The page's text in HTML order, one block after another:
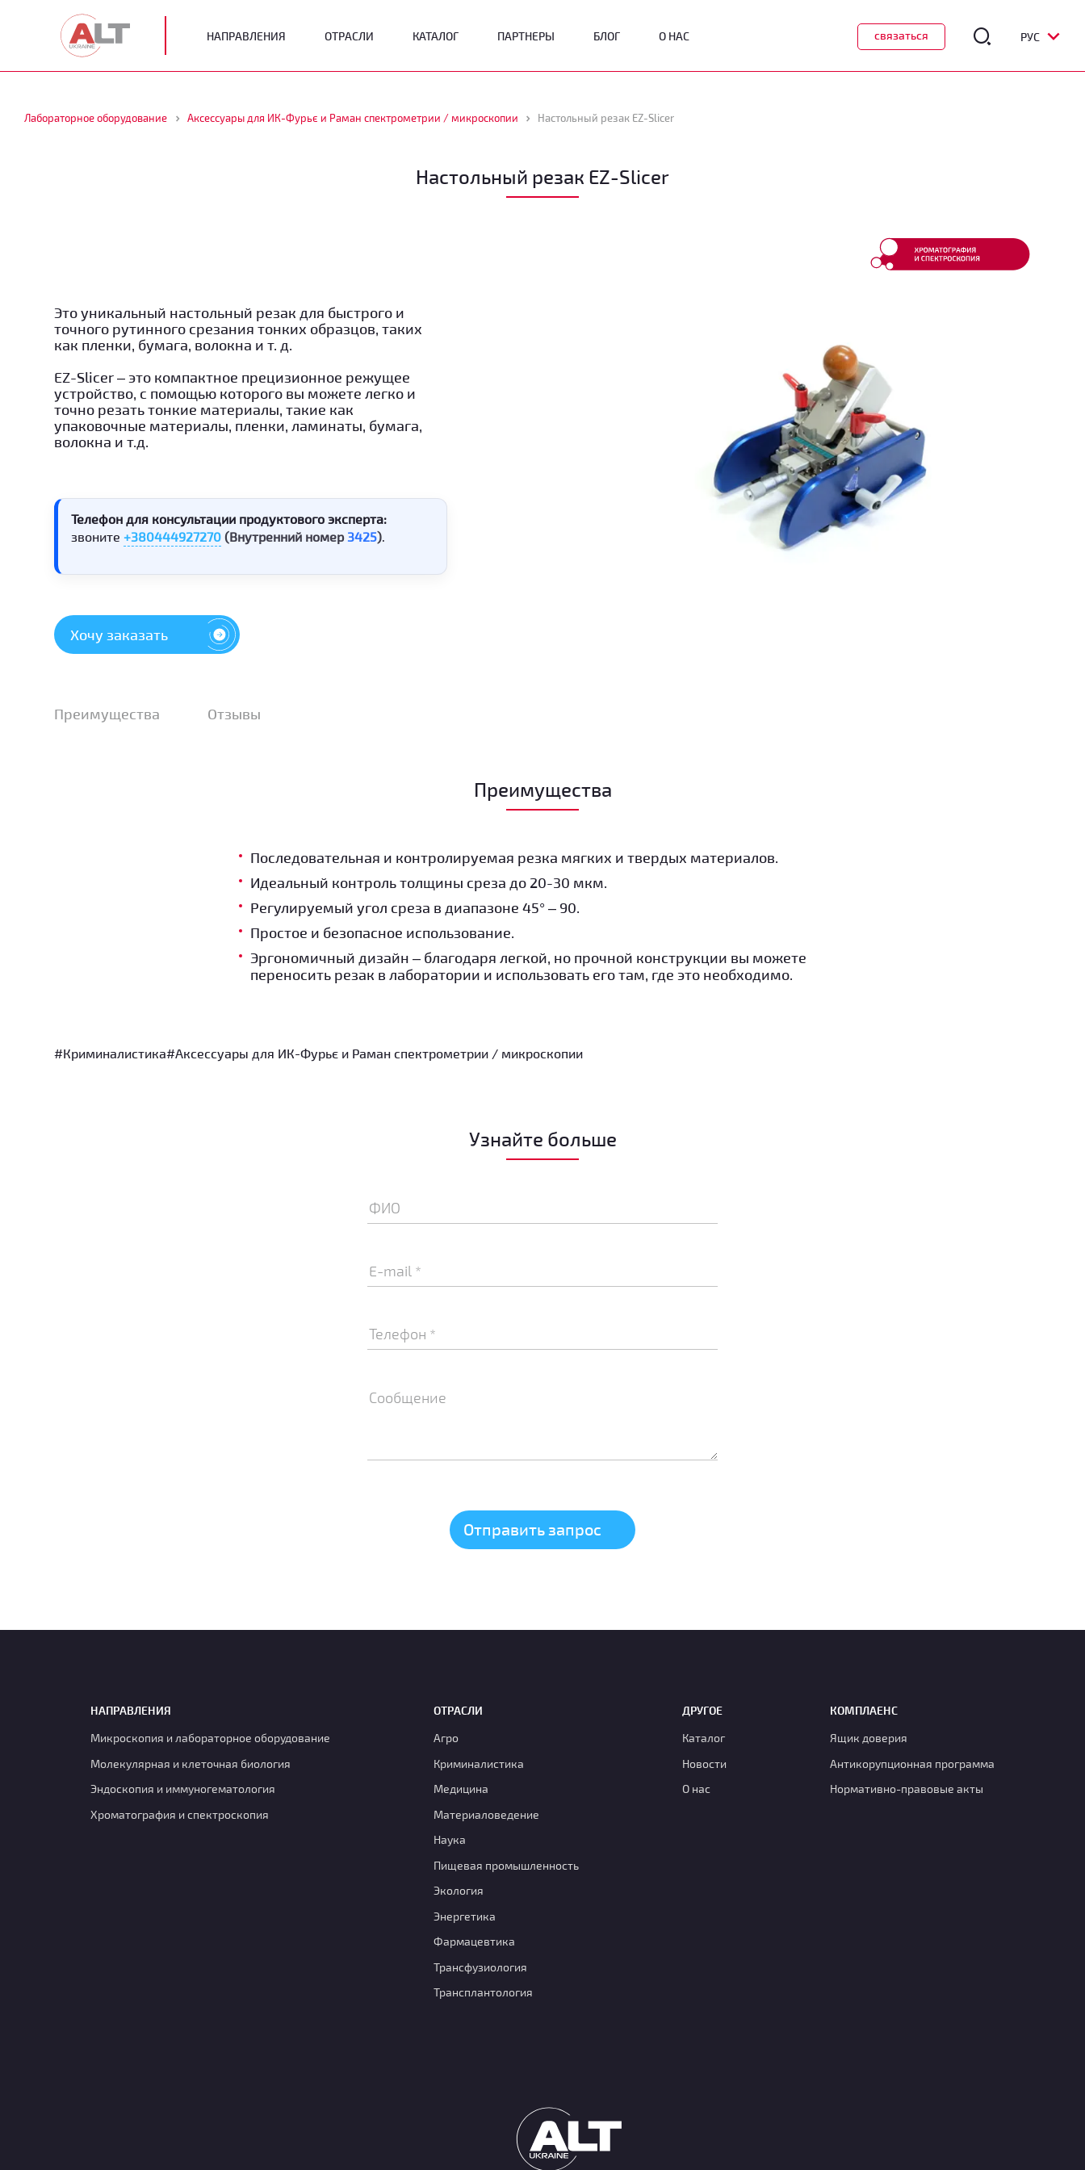
НАПРАВЛЕНИЯ ОТРАСЛИ КАТАЛОГ ПАРТНЕРЫ БЛОГ О НАС связаться РУС
Лабораторное оборудование Аксессуары для ИК-Фурьє и Раман спектрометрии / микроскопии Настольный резак EZ-Slicer
Настольный резак EZ-Slicer
Это уникальный настольный резак для быстрого и
точного рутинного срезания тонких образцов, таких
как пленки, бумага, волокна и т. д.
EZ-Slicer – это компактное прецизионное режущее
устройство, с помощью которого вы можете легко и
точно резать тонкие материалы, такие как
упаковочные материалы, пленки, ламинаты, бумага,
волокна и т.д.
Телефон для консультации продуктового эксперта:
звоните+380444927270 (Внутренний номер 3425).
Хочу заказать
Преимущества Отзывы
Преимущества
Последовательная и контролируемая резка мягких и твердых материалов.
Идеальный контроль толщины среза до 20-30 мкм.
Регулируемый угол среза в диапазоне 45° – 90.
Простое и безопасное использование.
Эргономичный дизайн – благодаря легкой, но прочной конструкции вы можете
переносить резак в лаборатории и использовать его там, где это необходимо.
#Криминалистика#Аксессуары для ИК-Фурьє и Раман спектрометрии / микроскопии
Узнайте больше
НАПРАВЛЕНИЯ
Микроскопия и лабораторное оборудование
Молекулярная и клеточная биология
Эндоскопия и иммуногематология
Хроматография и спектроскопия
ОТРАСЛИ
Агро
Криминалистика
Медицина
Материаловедение
Наука
Пищевая промышленность
Экология
Энергетика
Фармацевтика
Транcфузиология
Трансплантология
ДРУГОЕ
Каталог
Новости
О нас
КОМПЛАЕНС
Ящик доверия
Антикорупционная программа
Нормативно-правовые акты